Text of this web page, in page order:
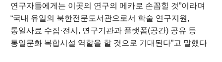
연구자들에게는 이곳의 연구의 메카로 손꼽힐 것”이라며
“국내 유일의 북한전문도서관으로서 학술 연구지원,
통일사료 수집·전시, 연구기관과 플랫폼(공간) 공유 등
통일문화 복합시설 역할을 할 것으로 기대된다”고 말했다